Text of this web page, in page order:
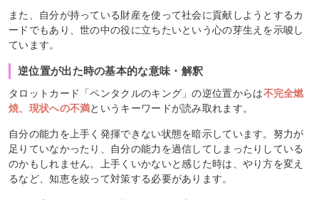
また、自分が持っている財産を使って社会に貢献しようとするカ
ードでもあり、世の中の役に立ちたいという心の芽生えを示唆し
ています。
逆位置が出た時の基本的な意味・解釈
タロットカード「ペンタクルのキング」の逆位置からは不完全燃
焼、現状への不満というキーワードが読み取れます。
自分の能力を上手く発揮できない状態を暗示しています。努力が
足りていなかったり、自分の能力を過信してしまったりしている
のかもしれません。上手くいかないと感じた時は、やり方を変え
るなど、知恵を絞って対策する必要があります。